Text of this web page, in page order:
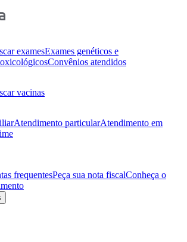
examesExames genéticos e
Convênios atendidos
vacinas
Atendimento particularAtendimento em
frequentesPeça sua nota fiscalConheça o